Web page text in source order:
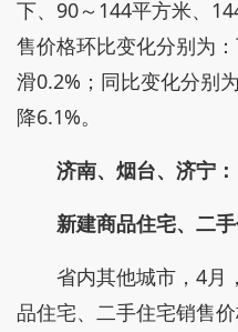
下、90～144平方米、
售价格环比变化分别为
滑0.2%；同比变化分别
降6.1%。
济南、烟台、济宁：
新建商品住宅、二
省内其他城市，4月
品住宅、二手住宅销售价